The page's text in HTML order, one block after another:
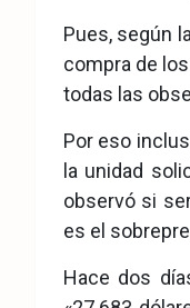
Pues, según
compra de
todas las
Por eso
la unidad
observó si
es el
Hace dos